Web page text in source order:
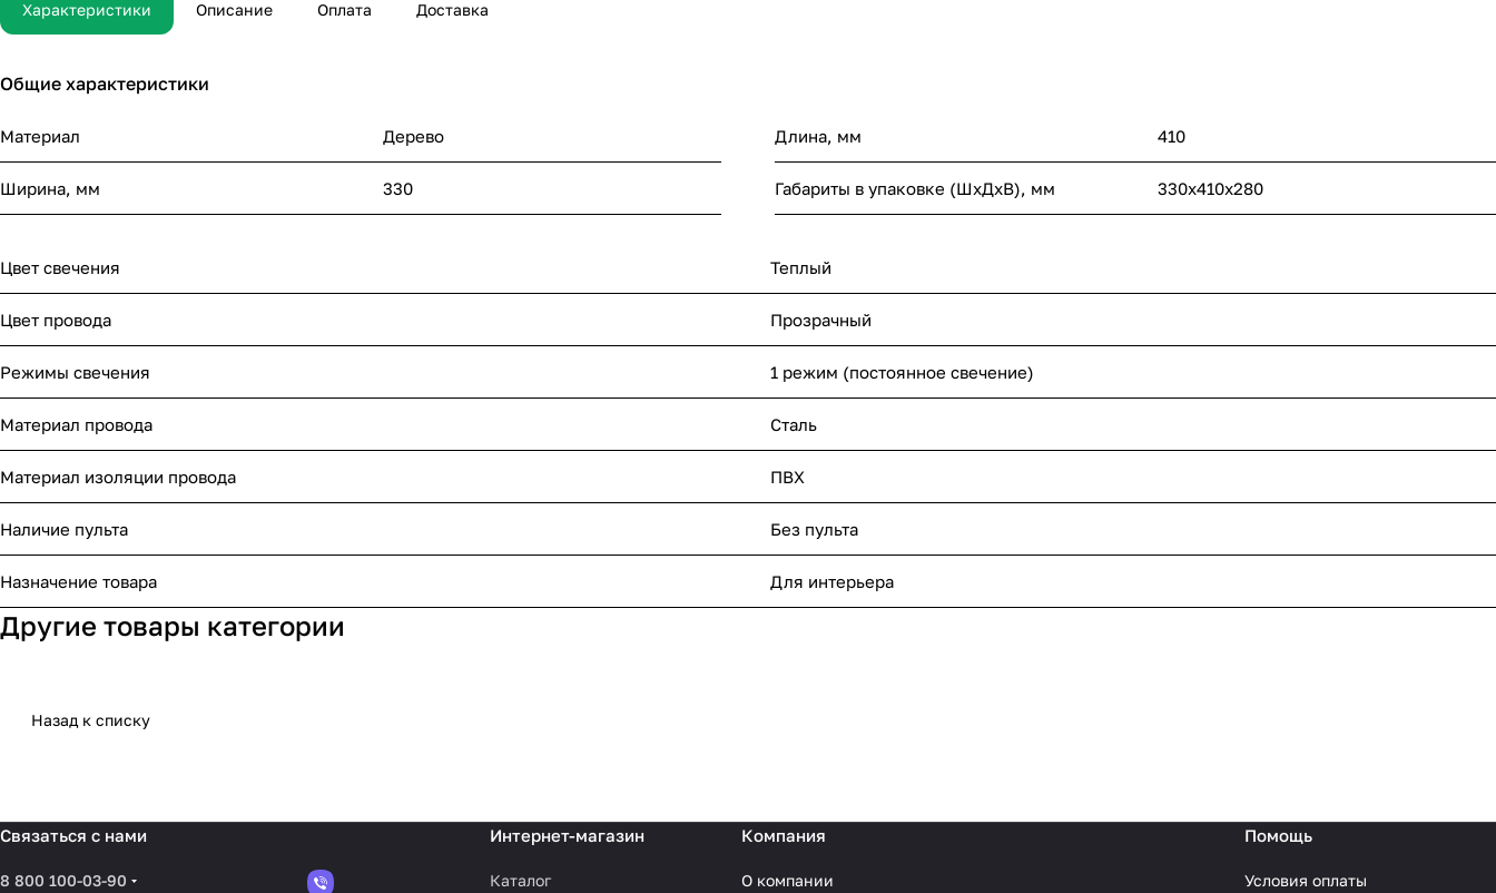
Характеристики Описание Оплата Доставка
Общие характеристики
Материал Дерево Длина, мм 410
Ширина, мм 330 Габариты в упаковке (ШхДхВ), мм 330х410х280
Цвет свечения Теплый
Цвет провода Прозрачный
Режимы свечения 1 режим (постоянное свечение)
Материал провода Сталь
Материал изоляции провода ПВХ
Наличие пульта Без пульта
Назначение товара Для интерьера
Другие товары категории
Назад к списку
Связаться с нами
8 800 100-03-90
Интернет-магазин
Каталог
Компания
О компании
Помощь
Условия оплаты